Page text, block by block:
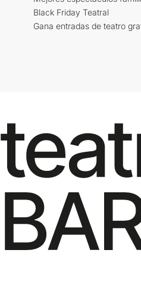
Black Friday Teatral
Gana entradas de teatro